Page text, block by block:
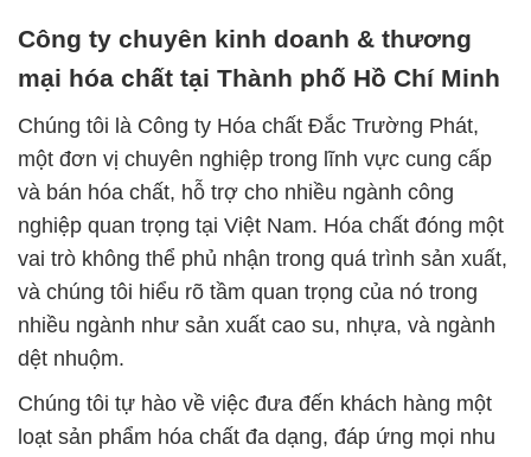
Công ty chuyên kinh doanh & thương
mại hóa chất tại Thành phố Hồ Chí Minh
Chúng tôi là Công ty Hóa chất Đắc Trường Phát,
một đơn vị chuyên nghiệp trong lĩnh vực cung cấp
và bán hóa chất, hỗ trợ cho nhiều ngành công
nghiệp quan trọng tại Việt Nam. Hóa chất đóng một
vai trò không thể phủ nhận trong quá trình sản xuất,
và chúng tôi hiểu rõ tầm quan trọng của nó trong
nhiều ngành như sản xuất cao su, nhựa, và ngành
dệt nhuộm.
Chúng tôi tự hào về việc đưa đến khách hàng một
loạt sản phẩm hóa chất đa dạng, đáp ứng mọi nhu